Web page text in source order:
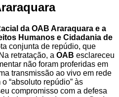
da OAB Araraquara e a
Humanos e Cidadania de
conjunta de repúdio, que
retratação, a OAB esclareceu
não foram proferidas em
transmissão ao vivo em rede
“absoluto repúdio” às
compromisso com a defesa